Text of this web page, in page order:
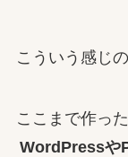
こういう感じ
ここまで作っ
WordPressや